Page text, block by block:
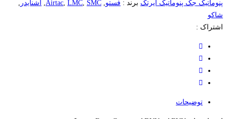
پنوماتیک جک پنوماتیک ایرتک برند : فستو,
Airtac, LMC, SMC
, اشنایدر ,
شاکو
اشتراک :
توضیحات